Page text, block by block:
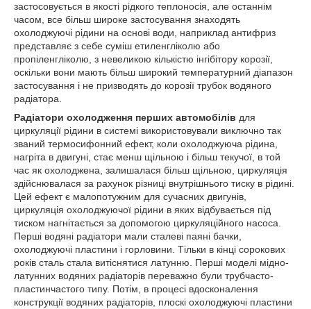
застосовується в якості рідкого теплоносія, але останнім
часом, все більш широке застосування знаходять
охолоджуючі рідини на основі води, наприклад антифриз
представляє з себе суміш етиленгліколю або
пропіленгліколю, з невеликою кількістю інгібітору корозії,
оскільки вони мають більш широкий температурний діапазон
застосування і не призводять до корозії трубок водяного
радіатора.
Радіатори охолодження перших автомобілів для
циркуляції рідини в системі використовували виключно так
званий термосифонний ефект, коли охолоджуюча рідина,
нагріта в двигуні, стає менш щільною і більш текучої, в той
час як охолоджена, залишалася більш щільною, циркуляція
здійснювалася за рахунок різниці внутрішнього тиску в рідині.
Цей ефект є малопотужним для сучасних двигунів,
циркуляція охолоджуючої рідини в яких відбувається під
тиском нагнітається за допомогою циркуляційного насоса.
Перші водяні радіатори мали сталеві паяні бачки,
охолоджуючі пластини і горловини. Тільки в кінці сорокових
років сталь стала витіснятися латунню. Перші моделі мідно-
латунних водяних радіаторів переважно були трубчасто-
пластинчастого типу. Потім, в процесі вдосконалення
конструкції водяних радіаторів, плоскі охолоджуючі пластини